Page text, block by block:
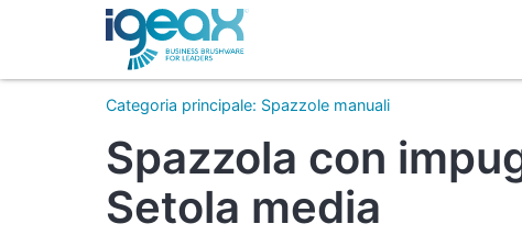
Categoria principale: Spazzole manuali
Spazzola con
Setola media